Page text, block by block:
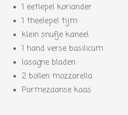
1 eetlepel koriander
1 theelepel tijm
klein snufje kaneel
1 hand verse basilicum
lasagne bladen
2 bollen mozzarella
Parmezaanse kaas